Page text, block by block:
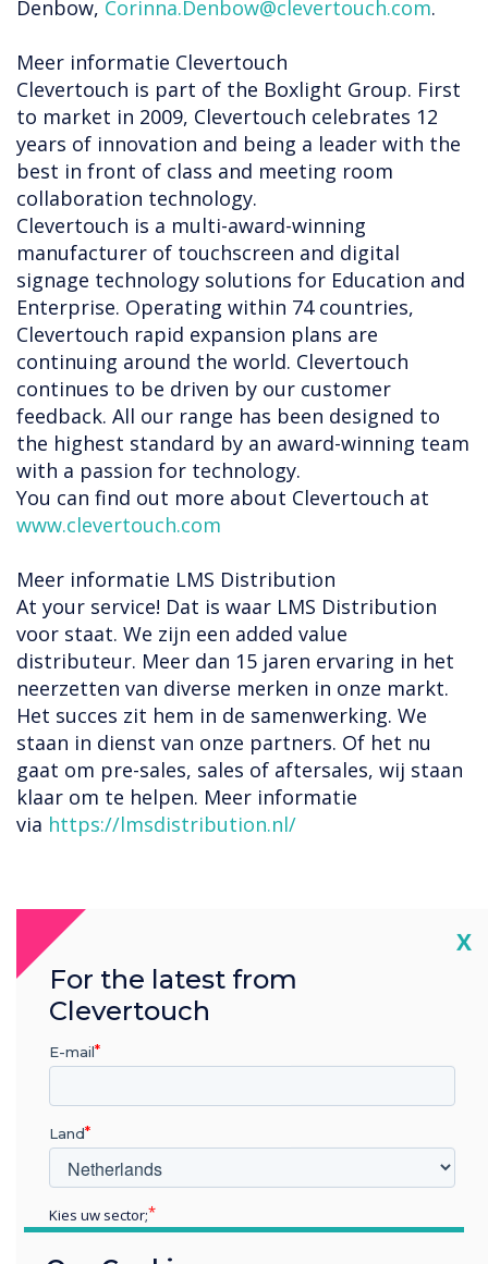
Denbow, Corinna.Denbow@clevertouch.com.
Meer informatie Clevertouch
Clevertouch is part of the Boxlight Group. First
to market in 2009, Clevertouch celebrates 12
years of innovation and being a leader with the
best in front of class and meeting room
collaboration technology.
Clevertouch is a multi-award-winning
manufacturer of touchscreen and digital
signage technology solutions for Education and
Enterprise. Operating within 74 countries,
Clevertouch rapid expansion plans are
continuing around the world. Clevertouch
continues to be driven by our customer
feedback. All our range has been designed to
the highest standard by an award-winning team
with a passion for technology.
You can find out more about Clevertouch at
www.clevertouch.com
Meer informatie LMS Distribution
At your service! Dat is waar LMS Distribution
voor staat. We zijn een added value
distributeur. Meer dan 15 jaren ervaring in het
neerzetten van diverse merken in onze markt.
Het succes zit hem in de samenwerking. We
staan in dienst van onze partners. Of het nu
gaat om pre-sales, sales of aftersales, wij staan
klaar om te helpen. Meer informatie
via https://lmsdistribution.nl/
“
...assortiment uitbreiden
met de innovatieve
X
For the latest from
Clevertouch
E-mail
Land
Kies uw sector;